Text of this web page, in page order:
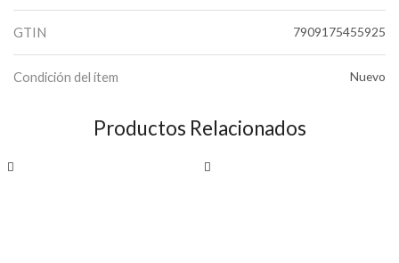
GTIN 7909175455925
Condición del ítem Nuevo
Productos Relacionados